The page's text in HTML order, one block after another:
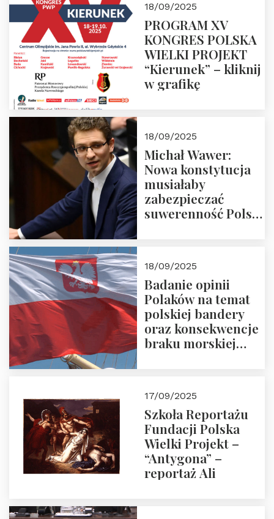
18/09/2025
PROGRAM XV
KONGRES POLSKA
WIELKI PROJEKT
“Kierunek” – kliknij
w grafikę
18/09/2025
Michał Wawer:
Nowa konstytucja
musiałaby
zabezpieczać
suwerenność Polski
18/09/2025
Badanie opinii
Polaków na temat
polskiej bandery
oraz konsekwencje
braku morskiej
17/09/2025
Szkoła Reportażu
Fundacji Polska
Wielki Projekt –
“Antygona” –
reportaż Ali